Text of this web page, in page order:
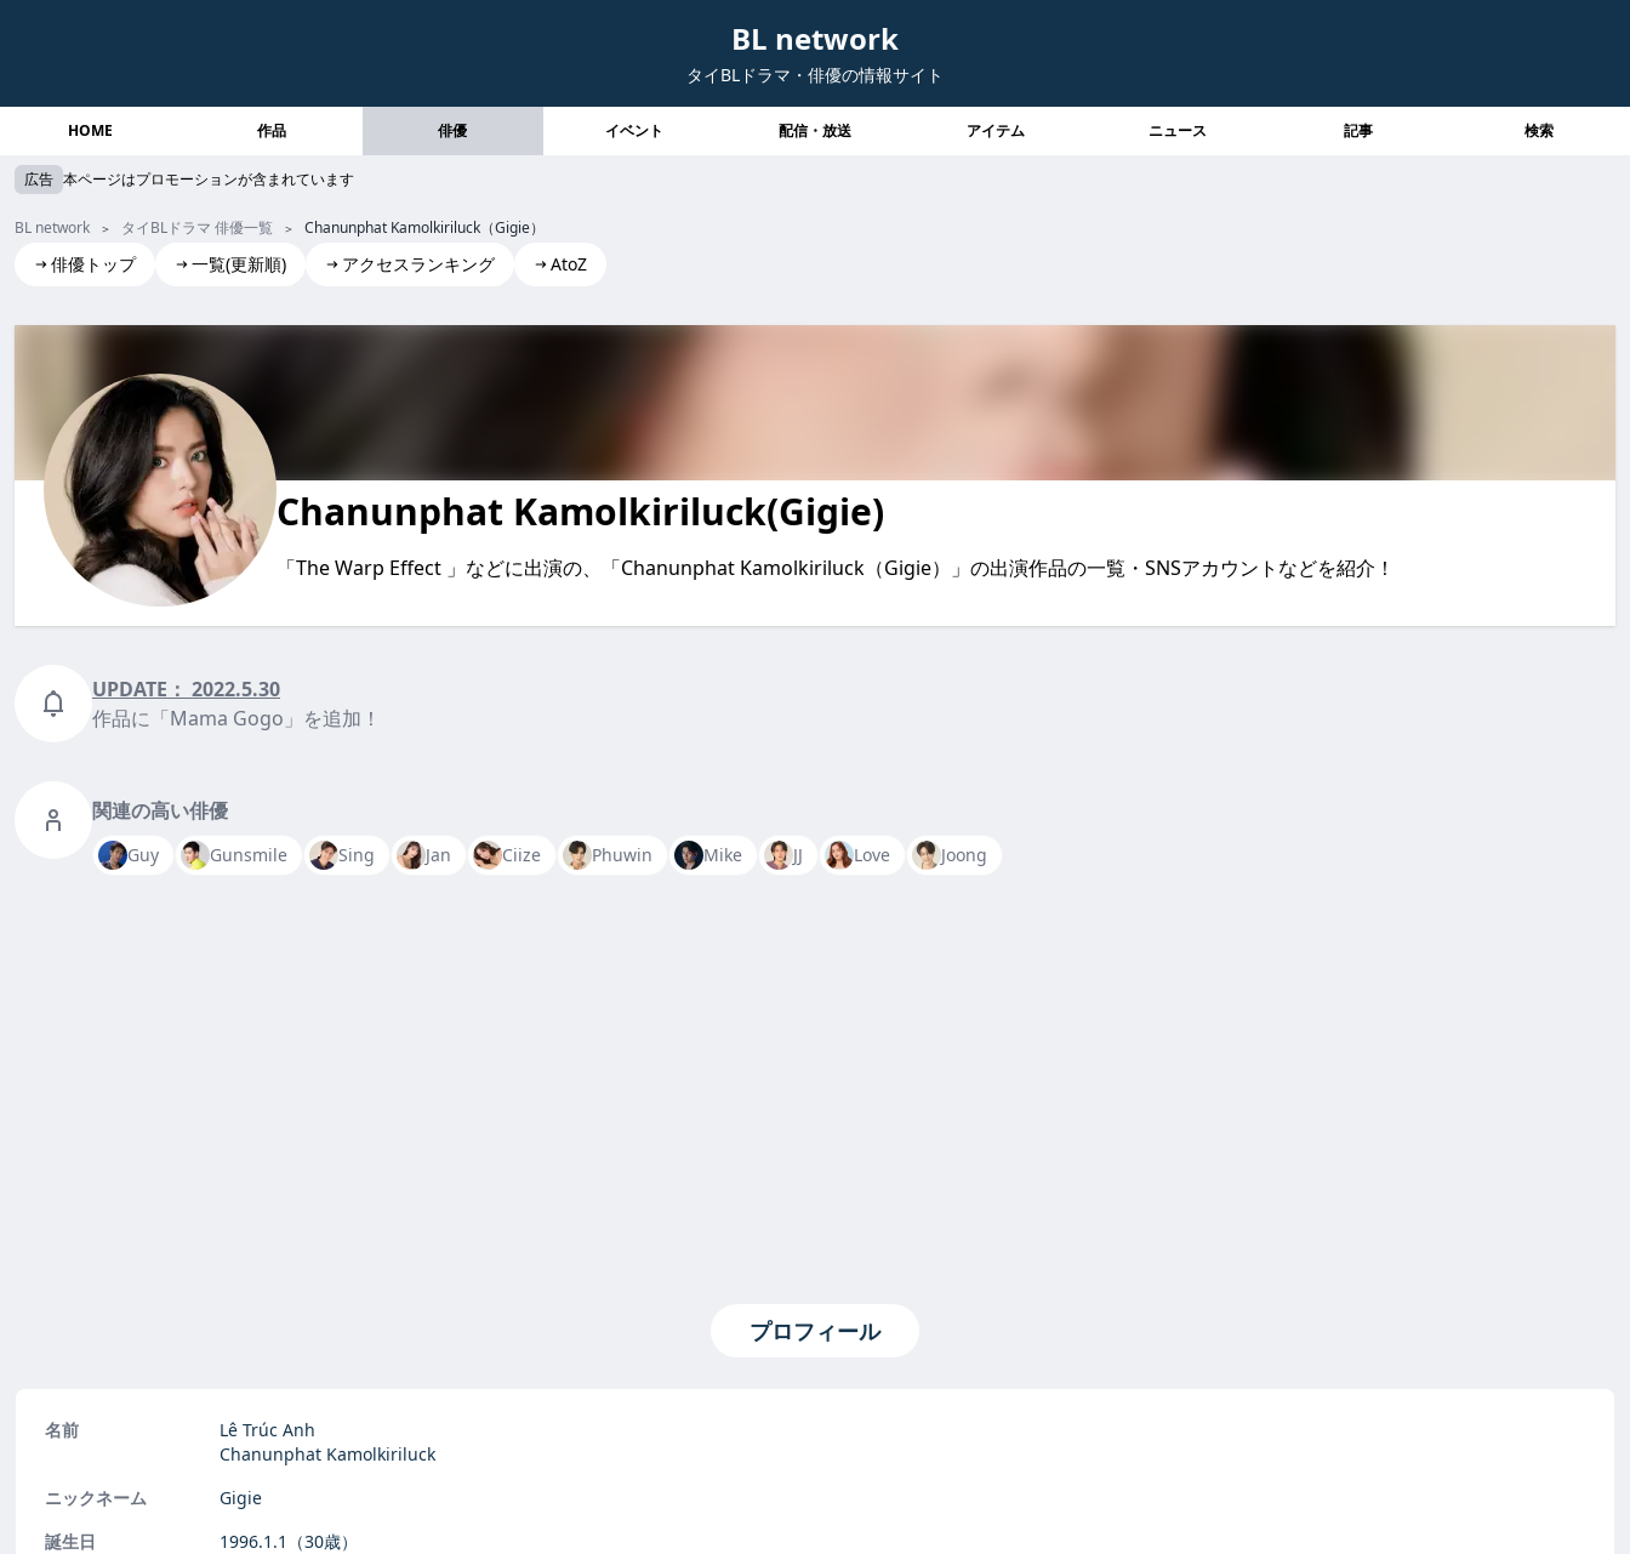
BL network
タイBLドラマ・俳優の情報サイト
HOME 作品 俳優 イベント 配信・放送 アイテム ニュース 記事 検索
広告 本ページはプロモーションが含まれています
BL network タイBLドラマ 俳優一覧 Chanunphat Kamolkiriluck（Gigie）
俳優トップ 一覧(更新順) アクセスランキング AtoZ
Chanunphat Kamolkiriluck(Gigie)
Chanunphat Kamolkiriluck(Gigie)
「The Warp Effect 」などに出演の、「Chanunphat Kamolkiriluck（Gigie）」の出演作品の一覧・SNSアカウントなどを紹介！
UPDATE： 2022.5.30
作品に「Mama Gogo」を追加！
関連の高い俳優
Guy Gunsmile Sing Jan Ciize Phuwin Mike JJ Love Joong
プロフィール
名前
Lê Trúc Anh
Chanunphat Kamolkiriluck
ニックネーム
Gigie
誕生日
1996.1.1
（30歳）